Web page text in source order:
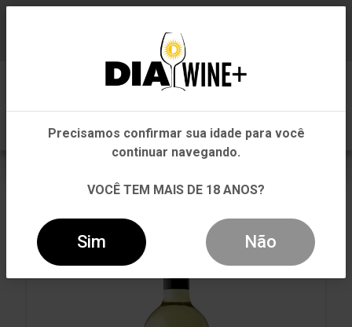
VINHO BODEGAS LEGANZA QUINTANA BRANCO 750ML
Em que Estado você está?
Pernambuco
Outros Estados
Precisamos confirmar sua idade para você
continuar navegando.
VOCÊ TEM MAIS DE 18 ANOS?
Sim Não